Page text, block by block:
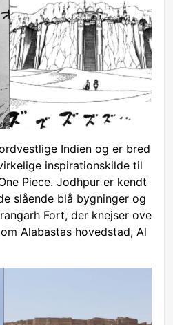
Indien og er bred
inspirationskilde til
Piece. Jodhpur er kendt
slående blå bygninger og
Fort, der knejser ove
Alabastas hovedstad, Al